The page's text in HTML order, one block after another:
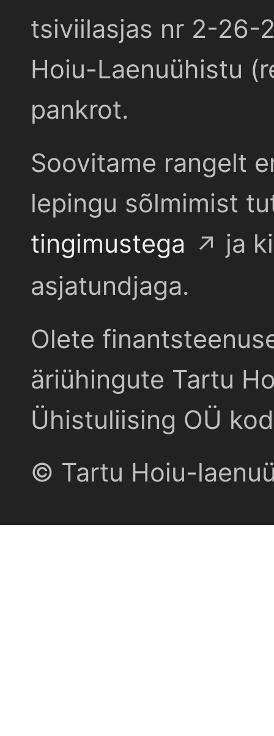
tsiviilasjas nr 2-26-
Hoiu-Laenuühistu
pankrot.
Soovitame rangelt
lepingu sõlmimist
tingimustega
ja
asjatundjaga.
Olete
äriühingute Tartu
Ühistuliising OÜ
© Tartu Hoiu-